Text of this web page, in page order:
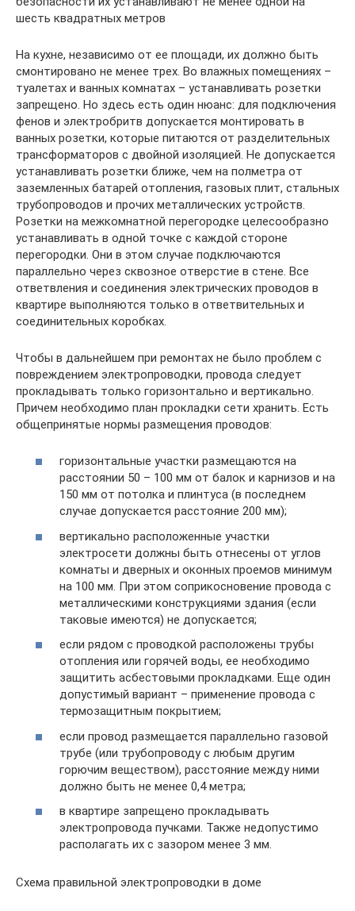
шесть квадратных метров
На кухне, независимо от ее площади, их должно быть
смонтировано не менее трех. Во влажных помещениях –
туалетах и ванных комнатах – устанавливать розетки
запрещено. Но здесь есть один нюанс: для подключения
фенов и электробритв допускается монтировать в
ванных розетки, которые питаются от разделительных
трансформаторов с двойной изоляцией. Не допускается
устанавливать розетки ближе, чем на полметра от
заземленных батарей отопления, газовых плит, стальных
трубопроводов и прочих металлических устройств.
Розетки на межкомнатной перегородке целесообразно
устанавливать в одной точке с каждой стороне
перегородки. Они в этом случае подключаются
параллельно через сквозное отверстие в стене. Все
ответвления и соединения электрических проводов в
квартире выполняются только в ответвительных и
соединительных коробках.
Чтобы в дальнейшем при ремонтах не было проблем с
повреждением электропроводки, провода следует
прокладывать только горизонтально и вертикально.
Причем необходимо план прокладки сети хранить. Есть
общепринятые нормы размещения проводов:
горизонтальные участки размещаются на
расстоянии 50 – 100 мм от балок и карнизов и на
150 мм от потолка и плинтуса (в последнем
случае допускается расстояние 200 мм);
вертикально расположенные участки
электросети должны быть отнесены от углов
комнаты и дверных и оконных проемов минимум
на 100 мм. При этом соприкосновение провода с
металлическими конструкциями здания (если
таковые имеются) не допускается;
если рядом с проводкой расположены трубы
отопления или горячей воды, ее необходимо
защитить асбестовыми прокладками. Еще один
допустимый вариант – применение провода с
термозащитным покрытием;
если провод размещается параллельно газовой
трубе (или трубопроводу с любым другим
горючим веществом), расстояние между ними
должно быть не менее 0,4 метра;
в квартире запрещено прокладывать
электропровода пучками. Также недопустимо
располагать их с зазором менее 3 мм.
Схема правильной электропроводки в доме